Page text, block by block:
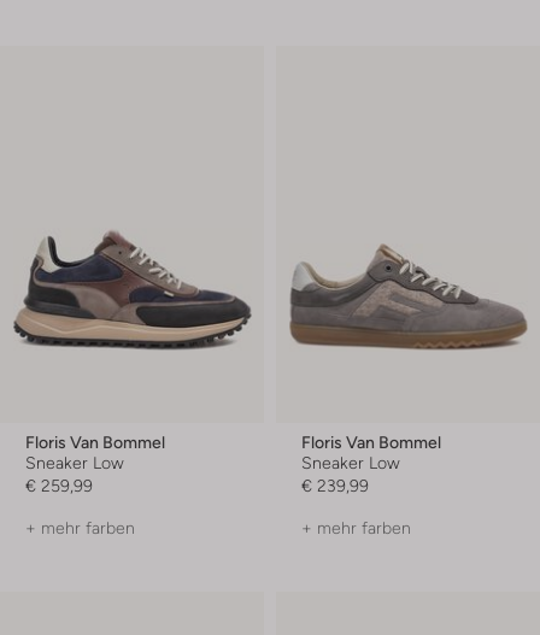
Floris Van Bommel
Sneaker Low
€ 259,99
+ mehr farben
Floris Van Bommel
Sneaker Low
€ 239,99
+ mehr farben